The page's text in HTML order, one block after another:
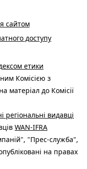
сайтом
доступу
етики
Комісією з
матеріал до Комісії
регіональні видавці
WAN-IFRA
"Прес-служба",
на правах